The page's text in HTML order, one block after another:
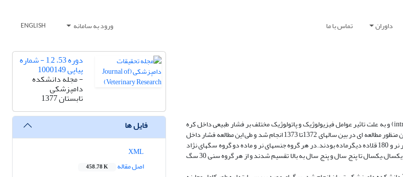
داوران تماس با ما ورود به سامانه ENGLISH
به خاطر اهمیت بیماری گلوکوم در سگ و ارزش اندازه گیری فشار داخل چشم (intra ocular pressure) و به علت تاثیر عوامل فیزیولوژیک و پاتولوژیک مختلف بر فشار طبیعی داخل کره
چشم لازم به نظر می رسید که معیار قابل ارجاعی جهت مقایسه داخل کره چشم موجود باشد. به این منظور مطالعه ای در بین سالهای 1372تا 1373 انجام شد و طی این مطالعه فشار داخل
کره چشم 360 قلاده سگ که از نظر بالینی سالم بودند اندازه گیری شد. 180 قلاده از سگهای مذکور نر و 180 قلاده دیگرماده بودند.در هر گروه جنسهای نر و ماده دو گروه سگهای نژاد
بزرگ و نژاد کوچک به تعداد مساوی در نظر گرفته شدند.هر گروه نژادی نیز به سه گروه سنی زیر یکسال،یکسال تا پنج سال و پنج سال به بالا تقسیم شدند و از هر گروه سنی 30 سگ
دوره 53، 1,2 - شماره
پیاپی 1000149
- مجله دانشکده
دامپزشکی
تابستان 1377
فایل ها
اصل مقاله
458.78 K